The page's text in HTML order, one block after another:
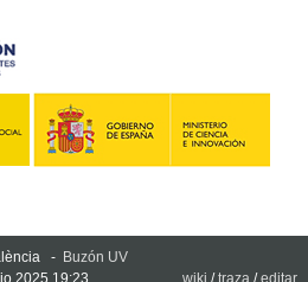
- Buzón UV
2025 19:23
wiki /traza /editar